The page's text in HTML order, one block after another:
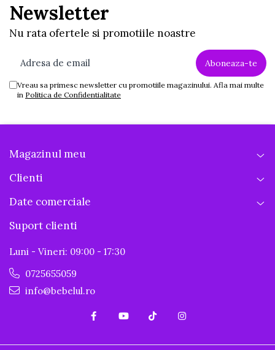
Newsletter
Nu rata ofertele si promotiile noastre
Vreau sa primesc newsletter cu promotiile magazinului. Afla mai multe
in Politica de Confidentialitate
Magazinul meu
Clienti
Date comerciale
Suport clienti
Luni - Vineri: 09:00 - 17:30
0725655059
info@bebelul.ro